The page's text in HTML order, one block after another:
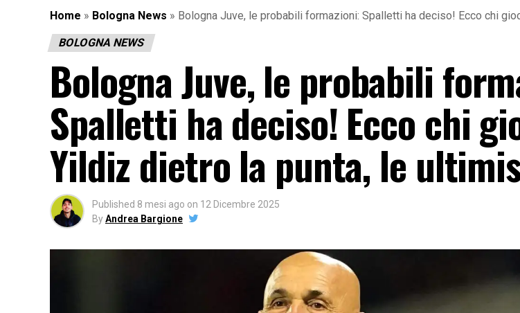
Home » Bologna News » Bologna Juve, le probabili formazioni: Spalletti ha deciso! Ecco chi
BOLOGNA NEWS
Bologna Juve, le probabili
Spalletti ha deciso! Ecco chi
Yildiz dietro la punta, le
Published 8 mesi ago on 12 Dicembre 2025
ByAndrea Bargione